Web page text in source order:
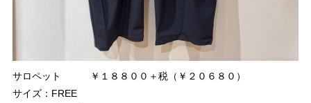
サロペット ￥１８８００＋税（￥２０６８０）
サイズ：FREE